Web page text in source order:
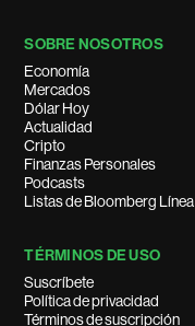
SOBRE NOSOTROS
Economía
Mercados
Dólar Hoy
Actualidad
Cripto
Finanzas Personales
Podcasts
Listas de Bloomberg Línea
TÉRMINOS DE USO
Suscríbete
Política de privacidad
Términos de suscripción